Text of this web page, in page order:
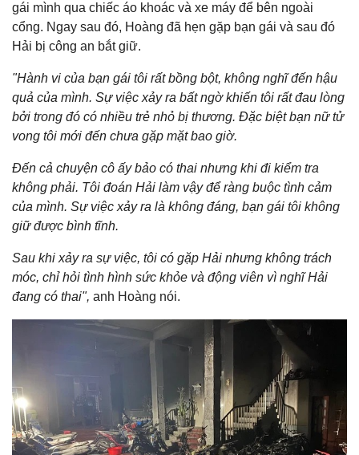
gái mình qua chiếc áo khoác và xe máy để bên ngoài
cổng. Ngay sau đó, Hoàng đã hẹn gặp bạn gái và sau đó
Hải bị công an bắt giữ.
"Hành vi của bạn gái tôi rất bồng bột, không nghĩ đến hậu
quả của mình. Sự việc xảy ra bất ngờ khiến tôi rất đau lòng
bởi trong đó có nhiều trẻ nhỏ bị thương. Đặc biệt bạn nữ tử
vong tôi mới đến chưa gặp mặt bao giờ.
Đến cả chuyện cô ấy bảo có thai nhưng khi đi kiểm tra
không phải. Tôi đoán Hải làm vậy để ràng buộc tình cảm
của mình. Sự việc xảy ra là không đáng, bạn gái tôi không
giữ được bình tĩnh.
Sau khi xảy ra sự việc, tôi có gặp Hải nhưng không trách
móc, chỉ hỏi tình hình sức khỏe và động viên vì nghĩ Hải
đang có thai", anh Hoàng nói.